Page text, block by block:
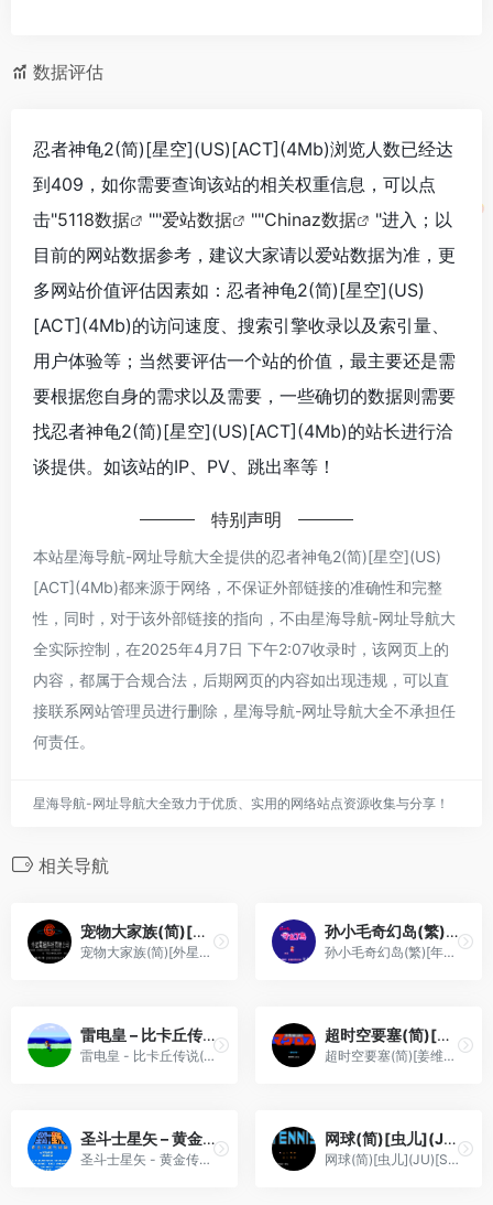
数据评估
忍者神龟2(简)[星空](US)[ACT](4Mb)浏览人数已经达
到409，如你需要查询该站的相关权重信息，可以点
击"5118数据 ""爱站数据 ""Chinaz数据
"进入；以
目前的网站数据参考，建议大家请以爱站数据为准，更
多网站价值评估因素如：忍者神龟2(简)[星空](US)
[ACT](4Mb)的访问速度、搜索引擎收录以及索引量、
用户体验等；当然要评估一个站的价值，最主要还是需
要根据您自身的需求以及需要，一些确切的数据则需要
找忍者神龟2(简)[星空](US)[ACT](4Mb)的站长进行洽
谈提供。如该站的IP、PV、跳出率等！
特别声明
本站星海导航-网址导航大全提供的忍者神龟2(简)[星空](US)
[ACT](4Mb)都来源于网络，不保证外部链接的准确性和完整
性，同时，对于该外部链接的指向，不由星海导航-网址导航大
全实际控制，在2025年4月7日 下午2:07收录时，该网页上的
内容，都属于合规合法，后期网页的内容如出现违规，可以直
接联系网站管理员进行删除，星海导航-网址导航大全不承担任
何责任。
星海导航-网址导航大全致力于优质、实用的网络站点资源收集与分享！
相关导航
宠物大家族(简)[外星科技](CN)[RPG](8Mb)
宠物大家族(简)[外星科技](CN)[RPG](8Mb)
孙小毛奇幻岛(繁)[年代科技](JP)[ACT](0.5Mb)
孙小毛奇幻岛(繁)[年代科技](JP)[ACT](0.5Mb)
雷电皇 – 比卡丘传说(简)[南晶科技](CN)[RPG](16Mb)
雷电皇 - 比卡丘传说(简)[南晶科技](CN)[RPG](16Mb)
超时空要塞(简)[姜维第二](JP)[STG](0.18Mb)
超时空要塞(简)[姜维第二](JP)[STG](0.18Mb)
圣斗士星矢 – 黄金传说完结篇(v1.0)(繁)[汉化你妹](JP)[RPG](4Mb)
圣斗士星矢 - 黄金传说完结篇(v1.0)(繁)[汉化你妹](JP)[RPG](4Mb)
网球(简)[虫儿](JU)[SPG](0.18Mb)
网球(简)[虫儿](JU)[SPG](0.18Mb)